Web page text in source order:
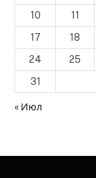
10
11
17
18
24
25
31
« Июл